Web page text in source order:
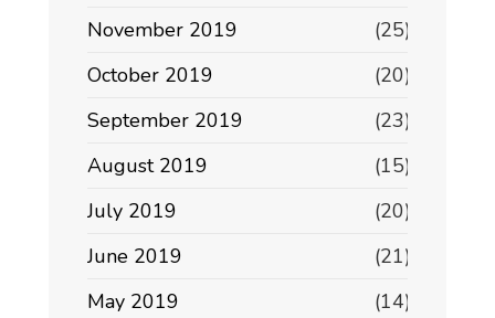
November 2019
(25)
October 2019
(20)
September 2019
(23)
August 2019
(15)
July 2019
(20)
June 2019
(21)
May 2019
(14)